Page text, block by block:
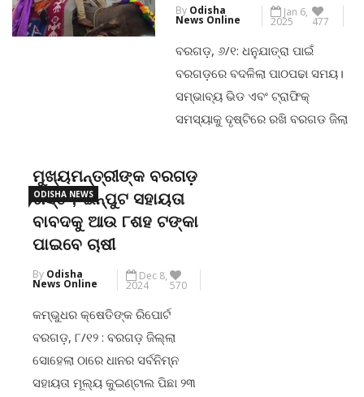
ନେବାକୁ ଡିଏଲ୍‌ଏସ୍‌ଏଙ୍କୁ ନିର୍ଦ୍ଦେଶ
୨୦୨୦ ଫେବୃଆରୀ ୨୨ରେ ଏହି ଘଟଣାକୁ
ନେଇ ବରଗଡ଼ ଟାଉନ ଥାନାରେ ଏକ
ମାମଲା
By Odisha
News Online
Jan 6,
2025 477
ବରଗଡ଼, ୬/୧: ଧନୁଯାତ୍ରା ପାଇଁ
ବରଗଡ଼ରେ ବଦଳିଲା ପାଠପଢା ସମୟ।
ସମ୍ଭାବ୍ୟ ଭିଡ ଏବଂ ଟ୍ରାଫିକ୍
ସମସ୍ୟାକୁ ଦୃଷ୍ଟିରେ ରଖି ବରଗଡ ଜିଲା
ରହିଥିବା ସମସ୍ତ
ଶିକ୍ଷାନୁଷ୍ଠାନଗୁଡ଼ିକରେ ପାଠପଢା
ସମୟକୁ ପରିବର୍ତ୍ତନ କରିଛି।ଏଣିକି
ପର୍ଯ୍ୟନ୍ତ ବରଗଡ଼ ସହରରେ ରହିଥିବା
ଛାତ୍ରୀଛାତ୍ରଙ୍କ
CONTINUE READING
ODISHA NEWS
ମୁଖ୍ୟମନ୍ତ୍ରୀଙ୍କ ବରଗଡ଼
ଗସ୍ତ ; ଇନ୍‌ପୁଟ ସହାୟତା
ବାବଦକୁ ଆଉ ୮ଶହ ଟଙ୍କା
ପାଇବେ ଚାଷୀ
By Odisha
News Online
Dec 8,
2024 570
କମ୍ଭୁଧର କ୍ଷେତିଙ୍କ ରିପୋର୍ଟ
ବରଗଡ଼, ୮/୧୨ : ବରଗଡ଼ ଜିଲ୍ଲା
ସୋହେଲା ଠାରେ ଧାନର ସର୍ବନିମ୍ନ
ସହାୟତା ମୂଲ୍ୟ କୁଇଣ୍ଟାଲ ପିଛା ୨୩